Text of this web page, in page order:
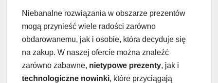
Niebanalne rozwiązania w obszarze prezentów
mogą przynieść wiele radości zarówno
obdarowanemu, jak i osobie, która decyduje się
na zakup. W naszej ofercie można znaleźć
zarówno zabawne, nietypowe prezenty, jak i
technologiczne nowinki, które przyciągają